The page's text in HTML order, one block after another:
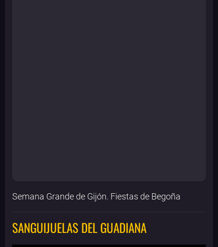
Semana Grande de Gijón. Fiestas de Begoña
SANGUIJUELAS DEL GUADIANA